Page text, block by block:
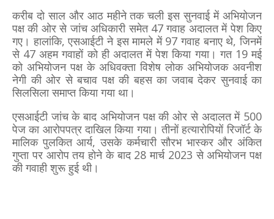
करीब दो साल और आठ महीने तक चली इस सुनवाई में अभियोजन
पक्ष की ओर से जांच अधिकारी समेत 47 गवाह अदालत में पेश किए
गए। हालांकि, एसआईटी ने इस मामले में 97 गवाह बनाए थे, जिनमें
से 47 अहम गवाहों को ही अदालत में पेश किया गया। गत 19 मई
को अभियोजन पक्ष के अधिवक्ता विशेष लोक अभियोजक अवनीश
नेगी की ओर से बचाव पक्ष की बहस का जवाब देकर सुनवाई का
सिलसिला समाप्त किया गया था।
एसआईटी जांच के बाद अभियोजन पक्ष की ओर से अदालत में 500
पेज का आरोपपत्र दाखिल किया गया। तीनों हत्यारोपियों रिजॉर्ट के
मालिक पुलकित आर्य, उसके कर्मचारी सौरभ भास्कर और अंकित
गुप्ता पर आरोप तय होने के बाद 28 मार्च 2023 से अभियोजन पक्ष
की गवाही शुरू हुई थी।